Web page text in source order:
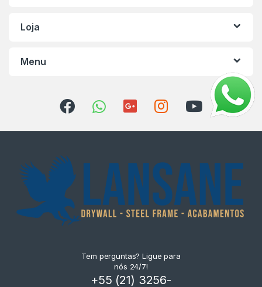
Loja
Menu
Tem perguntas? Ligue para
nós 24/7!
+55 (21) 3256-